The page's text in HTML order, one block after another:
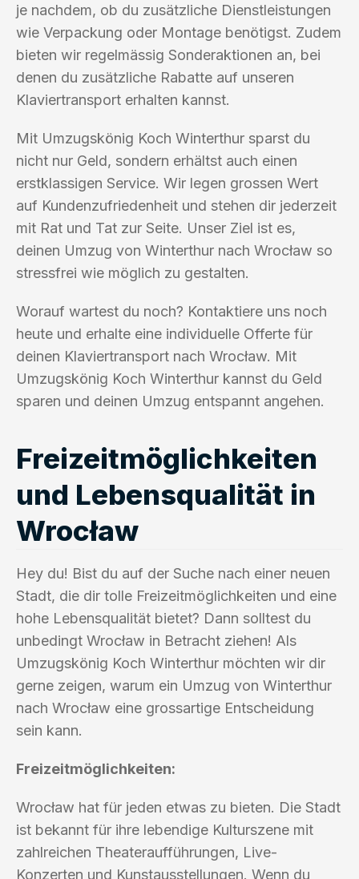
je nachdem, ob du zusätzliche Dienstleistungen
wie Verpackung oder Montage benötigst. Zudem
bieten wir regelmässig Sonderaktionen an, bei
denen du zusätzliche Rabatte auf unseren
Klaviertransport erhalten kannst.
Mit Umzugskönig Koch Winterthur sparst du
nicht nur Geld, sondern erhältst auch einen
erstklassigen Service. Wir legen grossen Wert
auf Kundenzufriedenheit und stehen dir jederzeit
mit Rat und Tat zur Seite. Unser Ziel ist es,
deinen Umzug von Winterthur nach Wrocław so
stressfrei wie möglich zu gestalten.
Worauf wartest du noch? Kontaktiere uns noch
heute und erhalte eine individuelle Offerte für
deinen Klaviertransport nach Wrocław. Mit
Umzugskönig Koch Winterthur kannst du Geld
sparen und deinen Umzug entspannt angehen.
Freizeitmöglichkeiten
und Lebensqualität in
Wrocław
Hey du! Bist du auf der Suche nach einer neuen
Stadt, die dir tolle Freizeitmöglichkeiten und eine
hohe Lebensqualität bietet? Dann solltest du
unbedingt Wrocław in Betracht ziehen! Als
Umzugskönig Koch Winterthur möchten wir dir
gerne zeigen, warum ein Umzug von Winterthur
nach Wrocław eine grossartige Entscheidung
sein kann.
Freizeitmöglichkeiten:
Wrocław hat für jeden etwas zu bieten. Die Stadt
ist bekannt für ihre lebendige Kulturszene mit
zahlreichen Theateraufführungen, Live-
Konzerten und Kunstausstellungen. Wenn du